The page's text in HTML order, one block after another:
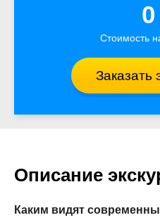
0
Стоимость
Заказать
Описание
Каким видят